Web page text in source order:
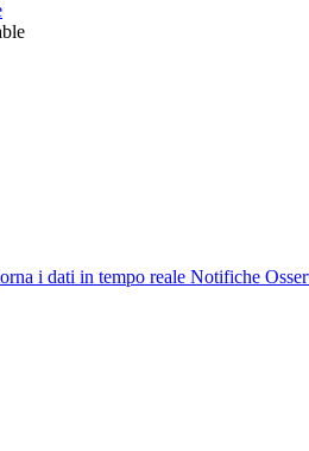
i dati in tempo reale Notifiche